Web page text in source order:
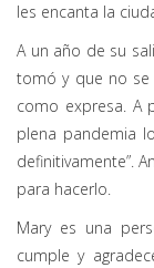
les encanta la
A un año de su
tomó y que no se
como expresa. A
plena pandemia
definitivamente”.
para hacerlo.
Mary es una
cumple y